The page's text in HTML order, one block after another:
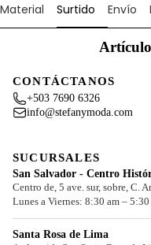
Material Surtido Envío
CONTÁCTANOS
+503 7690 6326
info@stefanymoda.com
SUCURSALES
San Salvador - Centro
Centro de, 5 ave. sur, sobre, C.
Lunes a Viernes: 8:30 am –
Santa Rosa de Lima